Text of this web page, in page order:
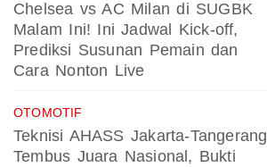
Chelsea vs AC Milan di SUGBK
Malam Ini! Ini Jadwal Kick-off,
Prediksi Susunan Pemain dan
Cara Nonton Live
OTOMOTIF
Teknisi AHASS Jakarta-Tangerang
Tembus Juara Nasional, Bukti